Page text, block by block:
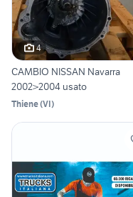
4
CAMBIO NISSAN Navarra
2002>2004 usato
Thiene(VI)